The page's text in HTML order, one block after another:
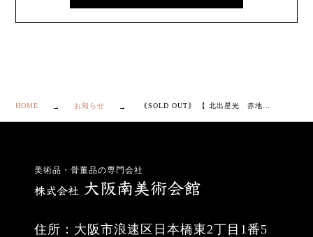
HOME お知らせ
美術品・骨董品の専門会社
住所：大阪市浪速区日本橋東2丁目1番5